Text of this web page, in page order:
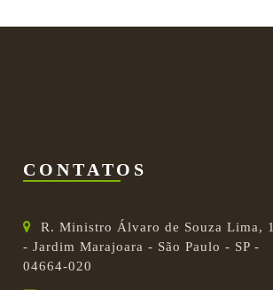
CONTATOS
R. Ministro Álvaro de Souza Lima,
- Jardim Marajoara - São Paulo - SP -
04664-020